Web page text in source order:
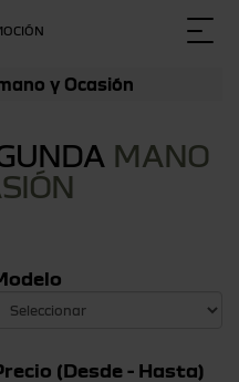
y Ocasión
MANO
(Desde - Hasta)